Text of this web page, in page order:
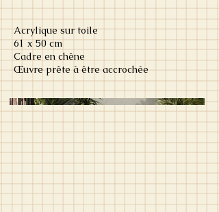
Acrylique sur toile
61 x 50 cm
Cadre en chêne
Œuvre prête à être accrochée